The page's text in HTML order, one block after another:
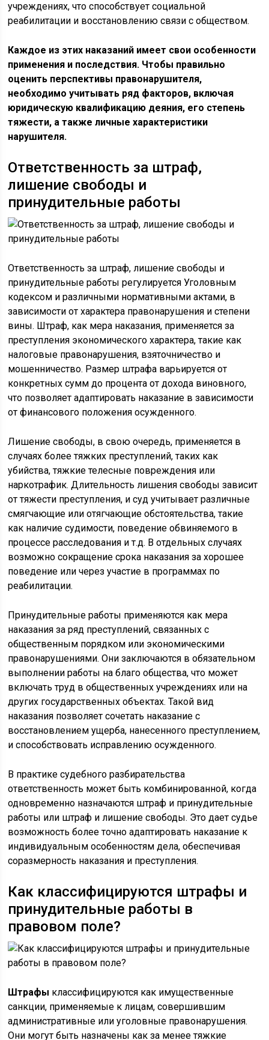
учреждениях, что способствует социальной
реабилитации и восстановлению связи с обществом.
Каждое из этих наказаний имеет свои особенности
применения и последствия. Чтобы правильно
оценить перспективы правонарушителя,
необходимо учитывать ряд факторов, включая
юридическую квалификацию деяния, его степень
тяжести, а также личные характеристики
нарушителя.
Ответственность за штраф,
лишение свободы и
принудительные работы
Ответственность за штраф, лишение свободы и
принудительные работы регулируется Уголовным
кодексом и различными нормативными актами, в
зависимости от характера правонарушения и степени
вины. Штраф, как мера наказания, применяется за
преступления экономического характера, такие как
налоговые правонарушения, взяточничество и
мошенничество. Размер штрафа варьируется от
конкретных сумм до процента от дохода виновного,
что позволяет адаптировать наказание в зависимости
от финансового положения осужденного.
Лишение свободы, в свою очередь, применяется в
случаях более тяжких преступлений, таких как
убийства, тяжкие телесные повреждения или
наркотрафик. Длительность лишения свободы зависит
от тяжести преступления, и суд учитывает различные
смягчающие или отягчающие обстоятельства, такие
как наличие судимости, поведение обвиняемого в
процессе расследования и т.д. В отдельных случаях
возможно сокращение срока наказания за хорошее
поведение или через участие в программах по
реабилитации.
Принудительные работы применяются как мера
наказания за ряд преступлений, связанных с
общественным порядком или экономическими
правонарушениями. Они заключаются в обязательном
выполнении работы на благо общества, что может
включать труд в общественных учреждениях или на
других государственных объектах. Такой вид
наказания позволяет сочетать наказание с
восстановлением ущерба, нанесенного преступлением,
и способствовать исправлению осужденного.
В практике судебного разбирательства
ответственность может быть комбинированной, когда
одновременно назначаются штраф и принудительные
работы или штраф и лишение свободы. Это дает судье
возможность более точно адаптировать наказание к
индивидуальным особенностям дела, обеспечивая
соразмерность наказания и преступления.
Как классифицируются штрафы и
принудительные работы в
правовом поле?
Штрафы классифицируются как имущественные
санкции, применяемые к лицам, совершившим
административные или уголовные правонарушения.
Они могут быть назначены как за менее тяжкие